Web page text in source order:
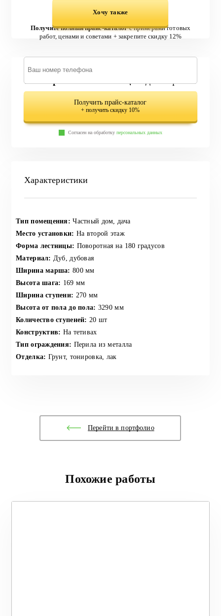
Хочу также
Характеристики
Тип помещения: Частный дом, дача
Место установки: На второй этаж
Форма лестницы: Поворотная на 180 градусов
Материал: Дуб, дубовая
Ширина марша: 800 мм
Высота шага: 169 мм
Ширина ступени: 270 мм
Высота от пола до пола: 3290 мм
Количество ступеней: 20 шт
Конструктив: На тетивах
Тип ограждения: Перила из металла
Отделка: Грунт, тонировка, лак
Перейти в портфолио
579 вариантов лестниц в одном файле
Получите полный прайс-каталогс примерами готовых
работ, ценами и советами + закрепите скидку 12%
Получить прайс-каталог
+ получить скидку 10%
Согласен на обработку персональных данных
Похожие работы